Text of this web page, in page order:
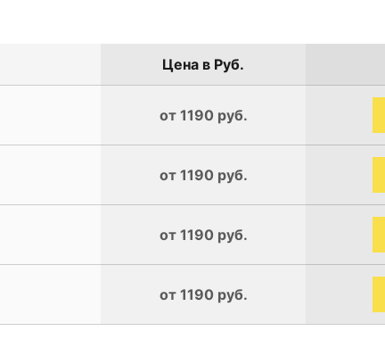
Цена в Руб.
от 1190 руб.
от 1190 руб.
от 1190 руб.
от 1190 руб.